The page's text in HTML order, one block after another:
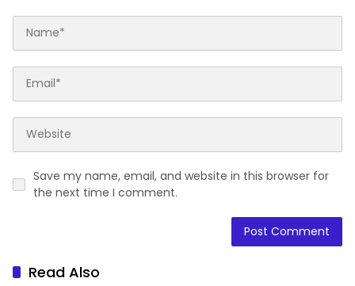
Save my name, email, and website in this browser for
the next time I comment.
Read Also